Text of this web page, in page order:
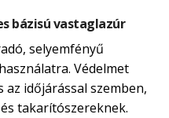
bázisú vastaglazúr
selyemfényű
Védelmet
az időjárással szemben,
takarítószereknek.